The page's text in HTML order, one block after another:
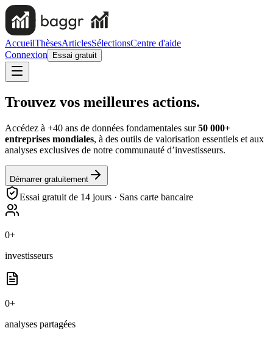
AccueilThèsesArticlesSélectionsCentre d'aide
Connexion
Essai gratuit
Trouvez vos meilleures actions.
Accédez à +40 ans de données fondamentales sur 50 000+
entreprises mondiales, à des outils de valorisation essentiels et aux
analyses exclusives de notre communauté d’investisseurs.
Démarrer gratuitement
Essai gratuit de 14 jours · Sans carte bancaire
0+
investisseurs
0+
analyses partagées